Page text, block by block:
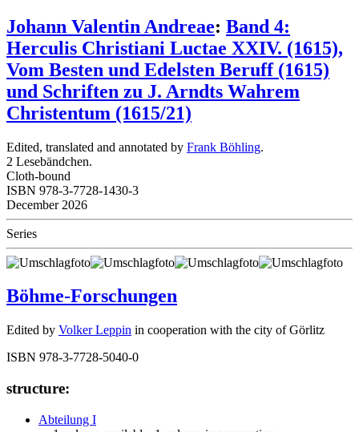
Johann Valentin Andreae: Band 4:
Herculis Christiani Luctae XXIV. (1615),
Vom Besten und Edelsten Beruff (1615)
und Schriften zu J. Arndts Wahrem
Christentum (1615/21)
Edited, translated and annotated by Frank Böhling.
2 Lesebändchen.
Cloth-bound
ISBN 978-3-7728-1430-3
December 2026
Series
Böhme-Forschungen
Edited by Volker Leppin in cooperation with the city of Görlitz
ISBN 978-3-7728-5040-0
structure:
Abteilung I